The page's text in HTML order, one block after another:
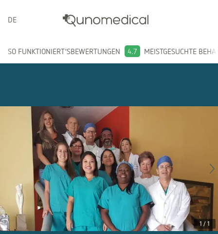
DEUTSCH
SO FUNKTIONIERT'SBEWERTUNGEN 4.7 MEISTGESUCHTE
1 / 1